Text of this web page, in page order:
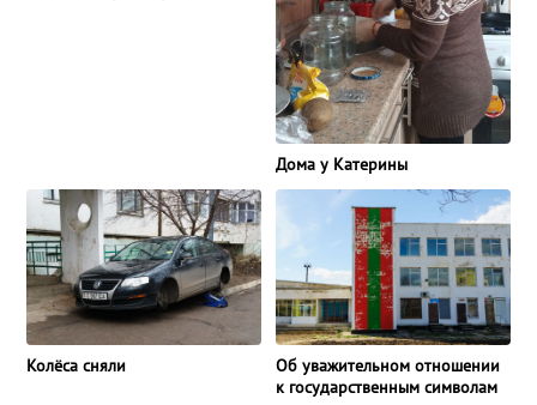
Дома у Катерины
Колёса сняли
Об уважительном отношении
к государственным символам